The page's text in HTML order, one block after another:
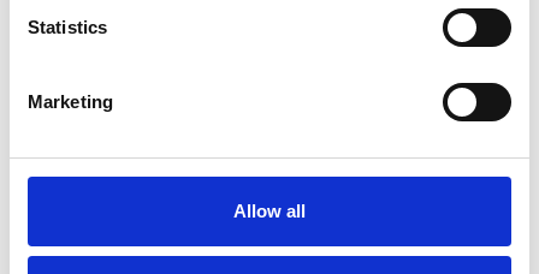
Statistics
Marketing
Allow all